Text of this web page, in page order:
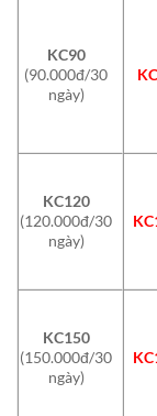
KC90
(90.000đ/30
ngày)
KC120
(120.000đ/30
ngày)
KC150
(150.000đ/30
ngày)